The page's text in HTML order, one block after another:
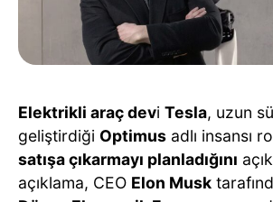
Elektrikli araç devi Tesla, uzun
geliştirdiği Optimus adlı insansı
satışa çıkarmayı planladığını
açıklama, CEO Elon Musk